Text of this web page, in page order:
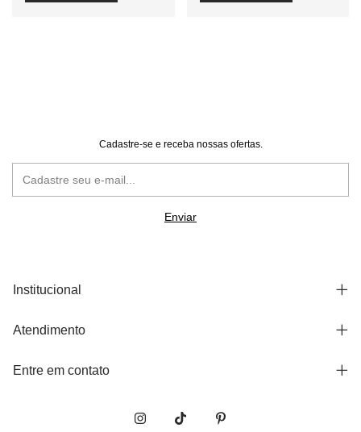
Cadastre-se e receba nossas ofertas.
Institucional
Atendimento
Entre em contato